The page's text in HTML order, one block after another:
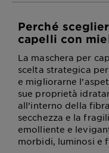
Perché
capelli con
La maschera per
scelta strategica
e migliorarne
sue proprietà
all’interno della
secchezza e la
emolliente e
morbidi, luminosi e